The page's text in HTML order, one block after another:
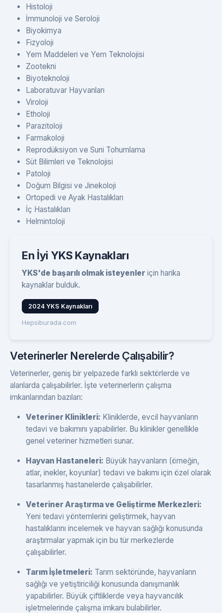
Histoloji
İmmunoloji ve Seroloji
Biyokimya
Fizyoloji
Yem Maddeleri ve Yem Teknolojisi
Zootekni
Biyoteknoloji
Laboratuvar Hayvanları
Viroloji
Etholoji
Parazitoloji
Farmakoloji
Reprodüksiyon ve Suni Tohumlama
Süt Bilimleri ve Teknolojisi
Patoloji
Doğum Bilgisi ve Jinekoloji
Ortopedi ve Ayak Hastalıkları
İç Hastalıkları
Helmintoloji
En İyi YKS Kaynakları
YKS'de başarılı olmak isteyenler için harika
kaynaklar bulduk.
2024 YKS Kaynakları
Hepsiburada.com
Veterinerler Nerelerde Çalışabilir?
Veterinerler, geniş bir yelpazede farklı sektörlerde ve
alanlarda çalışabilirler. İşte veterinerlerin çalışma
imkanlarından bazıları:
Veteriner Klinikleri: Kliniklerde, evcil hayvanların
tedavi ve bakımını yapabilirler. Bu klinikler genellikle
genel veteriner hizmetleri sunar.
Hayvan Hastaneleri: Büyük hayvanların (örneğin,
atlar, inekler, koyunlar) tedavi ve bakımı için özel olarak
tasarlanmış hastanelerde çalışabilirler.
Veteriner Araştırma ve Geliştirme Merkezleri:
Yeni tedavi yöntemlerini geliştirmek, hayvan
hastalıklarını incelemek ve hayvan sağlığı konusunda
araştırmalar yapmak için bu tür merkezlerde
çalışabilirler.
Tarım İşletmeleri: Tarım sektöründe, hayvanların
sağlığı ve yetiştiriciliği konusunda danışmanlık
yapabilirler. Büyük çiftliklerde veya hayvancılık
işletmelerinde çalışma imkanı bulabilirler.